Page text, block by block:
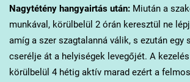
Nagytétényhangyairtás után:Miután a
munkával, körülbelül 2 órán keresztül ne
amíg a szer szagtalanná válik, s ezután egy
cserélje át a helyiségek levegőjét. A
körülbelül 4 hétig aktív marad ezért a